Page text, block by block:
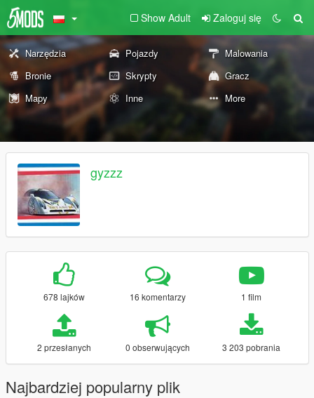
Show Adult Zaloguj się
Narzędzia Pojazdy
Malowania
Bronie
Skrypty
Gracz
Mapy
Inne More
gyzzz
678 lajków 16 komentarzy 1 film
2 przesłanych 0 obserwujących 3 203 pobrania
Najbardziej popularny plik